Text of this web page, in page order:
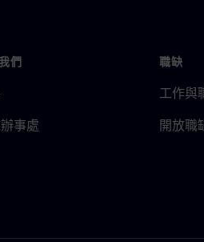
們
事處
職缺
工作與
開放職